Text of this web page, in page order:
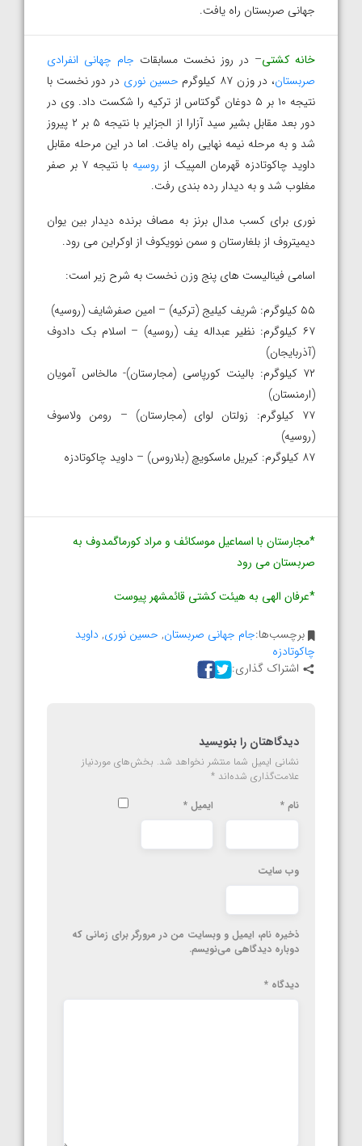
جهانی صربستان راه یافت.
خانه کشتی– در روز نخست مسابقات جام چهانی انفرادی
صربستان، در وزن ۸۷ کیلوگرم حسین نوری در دور نخست با
نتیجه ۱۰ بر ۵ دوغان گوکتاس از ترکیه را شکست داد. وی در
دور بعد مقابل بشیر سید آزارا از الجزایر با نتیجه ۵ بر ۲ پیروز
شد و به مرحله نیمه نهایی راه یافت. اما در این مرحله مقابل
داوید چاکوتادزه قهرمان المپیک از روسیه
با نتیجه ۷ بر صفر
مغلوب شد و به دیدار رده بندی رفت.
نوری برای کسب مدال برنز به مصاف برنده دیدار بین یوان
دیمیتروف از بلغارستان و سمن نوویکوف از اوکراین می رود.
اسامی فینالیست های پنج وزن نخست به شرح زیر است:
۵۵ کیلوگرم: شریف کیلیج (ترکیه) – امین صفرشایف (روسیه)
۶۷ کیلوگرم: نظیر عبداله یف (روسیه) – اسلام بک دادوف
(آذربایجان)
۷۲ کیلوگرم: بالینت کورپاسی (مجارستان)- مالخاس آمویان
(ارمنستان)
۷۷ کیلوگرم: زولتان لوای (مجارستان) – رومن ولاسوف
(روسیه)
۸۷ کیلوگرم: کیریل ماسکویچ (بلاروس) – داوید چاکوتادزه
*مجارستان با اسماعیل موسکائف و مراد کورماگمدوف به
صربستان می رود
*عرفان الهی به هیئت کشتی قائمشهر پیوست
برچسب‌ها:جام جهانی صربستان, حسین نوری, داوید
چاکوتادزه
اشتراک گذاری:
دیدگاهتان را بنویسید
نشانی ایمیل شما منتشر نخواهد شد. بخش‌های موردنیاز
علامت‌گذاری شده‌اند *
نام * ایمیل *
وب‌ سایت
ذخیره نام، ایمیل و وبسایت من در مرورگر برای زمانی که
دوباره دیدگاهی می‌نویسم.
دیدگاه *